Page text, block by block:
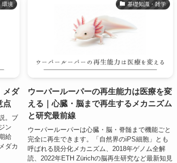
環境
メダ
点
。ブ
ン
給
ダカ
基礎知識・雑学
ウーパールーパーの再生能力は医療を変
える｜心臓・脳まで再生するメカニズム
と研究最前線
ウーパールーパーは心臓・脳・脊髄まで機能ごと
完全に再生できます。「自然界のiPS細胞」とも
呼ばれる脱分化メカニズム、2018年ゲノム全解
読、2022年ETH Zürichの脳再生研究など最新知見